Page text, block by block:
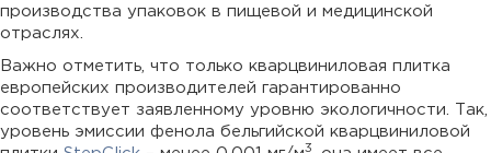
производства упаковок в пищевой и медицинской
отраслях.
Важно отметить, что только кварцвиниловая плитка
европейских производителей гарантированно
соответствует заявленному уровню экологичности. Так,
уровень эмиссии фенола бельгийской кварцвиниловой
3